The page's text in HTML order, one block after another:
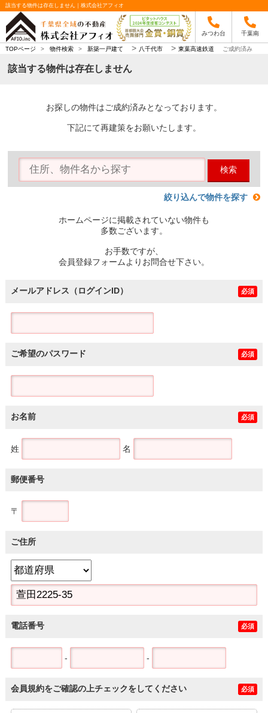
該当する物件は存在しません｜株式会社アフィオ
みつわ台 千葉南
TOPページ > 物件検索 > 新築一戸建て > 八千代市 > 東葉高速鉄道 ご成約済み
該当する物件は存在しません
お探しの物件はご成約済みとなっております。
下記にて再建策をお願いたします。
検索
絞り込んで物件を探す
ホームページに掲載されていない物件も
多数ございます。
お手数ですが、
会員登録フォームよりお問合せ下さい。
メールアドレス（ログインID） 必須
ご希望のパスワード 必須
お名前 必須
姓 名
郵便番号
〒
ご住所
電話番号 必須
- -
会員規約をご確認の上チェックをしてください 必須